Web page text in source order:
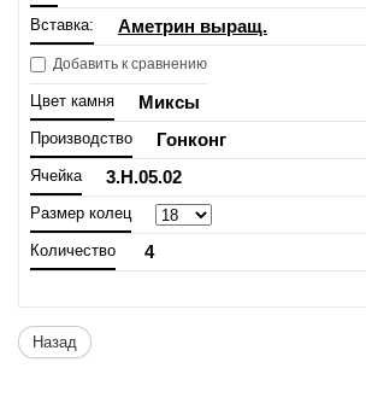
Вставка: Аметрин выращ.
Добавить к сравнению
Цвет камня Миксы
Производство Гонконг
Ячейка 3.H.05.02
Размер колец
Количество 4
Назад